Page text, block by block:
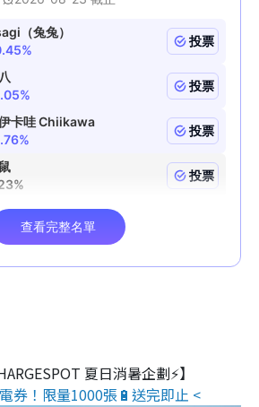
夏日消暑企劃⚡】
券！限量1000張🔋送完即止 <